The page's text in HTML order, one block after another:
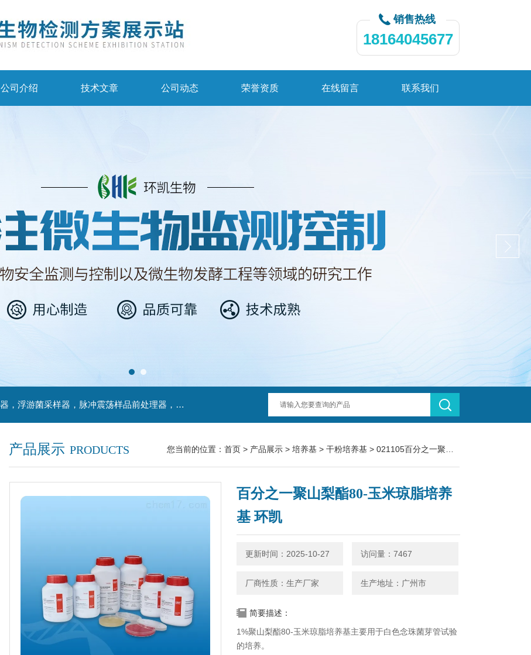
销售热线
18164045677
公司介绍 技术文章 公司动态 荣誉资质 在线留言 联系我们
主营产品：不锈钢过滤系统，红外线接种环灭菌器，浮游菌采样器，脉冲震荡样品前处理器，数字化智能电热鼓风干燥箱，数字化智能电热恒温培养箱，实验室设备及环境温湿度监测系统，洁净工作台等实验设仪器设备。
产品展示 PRODUCTS 您当前的位置： 首页 > 产品展示 > 培养基 > 干粉培养基 > 021105百分之一聚山梨酯80-玉米琼脂培养基 环凯
百分之一聚山梨酯80-玉米琼脂培养
基 环凯
更新时间：2025-10-27 访问量：7467
厂商性质：生产厂家 生产地址：广州市
简要描述：
1%聚山梨酯80-玉米琼脂培养基主要用于白色念珠菌芽管试验
的培养。